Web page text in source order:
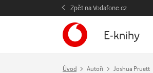
Zpět na Vodafone.cz
E-knihy
Úvod Autoři Joshua Pruett